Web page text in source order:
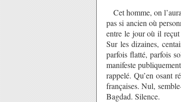
Cet homme, on
pas si ancien où
entre le jour où il
Sur les dizaines,
parfois flatté, parfois
manifeste
rappelé. Qu’en osant
françaises. Nul,
Bagdad. Silence.